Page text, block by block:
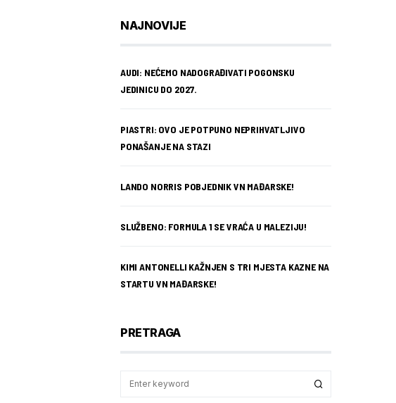
NAJNOVIJE
AUDI: NEĆEMO NADOGRAĐIVATI POGONSKU
JEDINICU DO 2027.
PIASTRI: OVO JE POTPUNO NEPRIHVATLJIVO
PONAŠANJE NA STAZI
LANDO NORRIS POBJEDNIK VN MAĐARSKE!
SLUŽBENO: FORMULA 1 SE VRAĆA U MALEZIJU!
KIMI ANTONELLI KAŽNJEN S TRI MJESTA KAZNE NA
STARTU VN MAĐARSKE!
PRETRAGA